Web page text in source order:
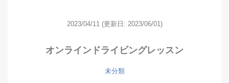
2023/04/11 (更新日: 2023/06/01)
オンラインドライビングレッスン
未分類